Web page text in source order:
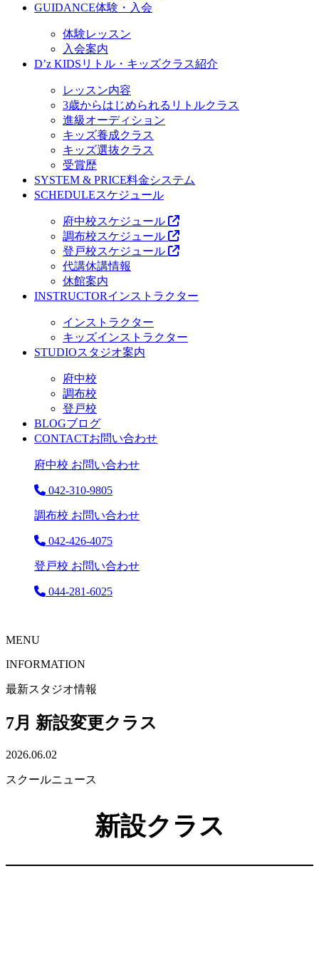
GUIDANCE体験・入会
体験レッスン
入会案内
D’z KIDS リトル・キッズクラス紹介
レッスン内容
3歳からはじめられるリトルクラス
進級オーディション
キッズ養成クラス
キッズ選抜クラス
受賞歴
SYSTEM & PRICE料金システム
SCHEDULEスケジュール
府中校スケジュール
調布校スケジュール
登戸校スケジュール
代講休講情報
休館案内
INSTRUCTORインストラクター
インストラクター
キッズインストラクター
STUDIOスタジオ案内
府中校
調布校
登戸校
BLOGブログ
CONTACTお問い合わせ
府中校 お問い合わせ
042-310-9805
調布校 お問い合わせ
042-426-4075
登戸校 お問い合わせ
044-281-6025
MENU
INFORMATION
最新スタジオ情報
7月 新設変更クラス
2026.06.02
スクールニュース
新設クラス